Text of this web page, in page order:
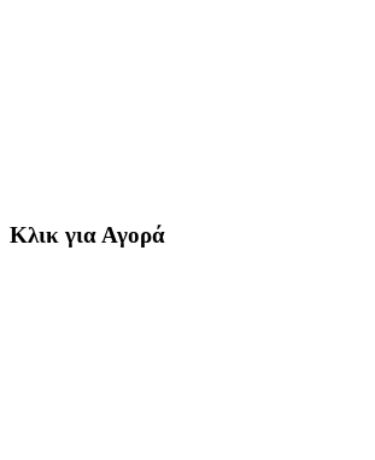
Κλικ για Αγορά